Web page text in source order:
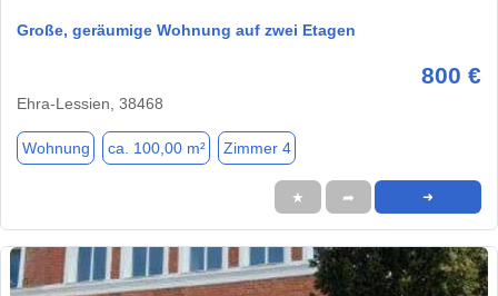
Große, geräumige Wohnung auf zwei Etagen
800 €
Ehra-Lessien, 38468
Wohnung ca. 100,00 m² Zimmer 4
★ ➦ ➜